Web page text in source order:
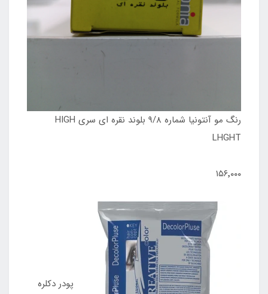
رنگ مو آنتونیا شماره 9/8 بلوند نقره ای سری HIGH
LHGHT
۱۵۶٬۰۰۰
پودر دکلره